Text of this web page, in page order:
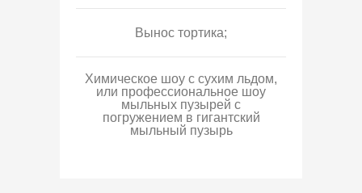
Вынос тортика;
Химическое шоу с сухим льдом,
или профессиональное шоу
мыльных пузырей с
погружением в гигантский
мыльный пузырь